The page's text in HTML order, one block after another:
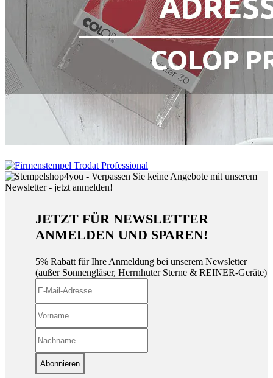
JETZT FÜR NEWSLETTER
ANMELDEN UND SPAREN!
5% Rabatt für Ihre Anmeldung bei unserem Newsletter
(außer Sonnengläser, Herrnhuter Sterne & REINER-Geräte)
Abonnieren